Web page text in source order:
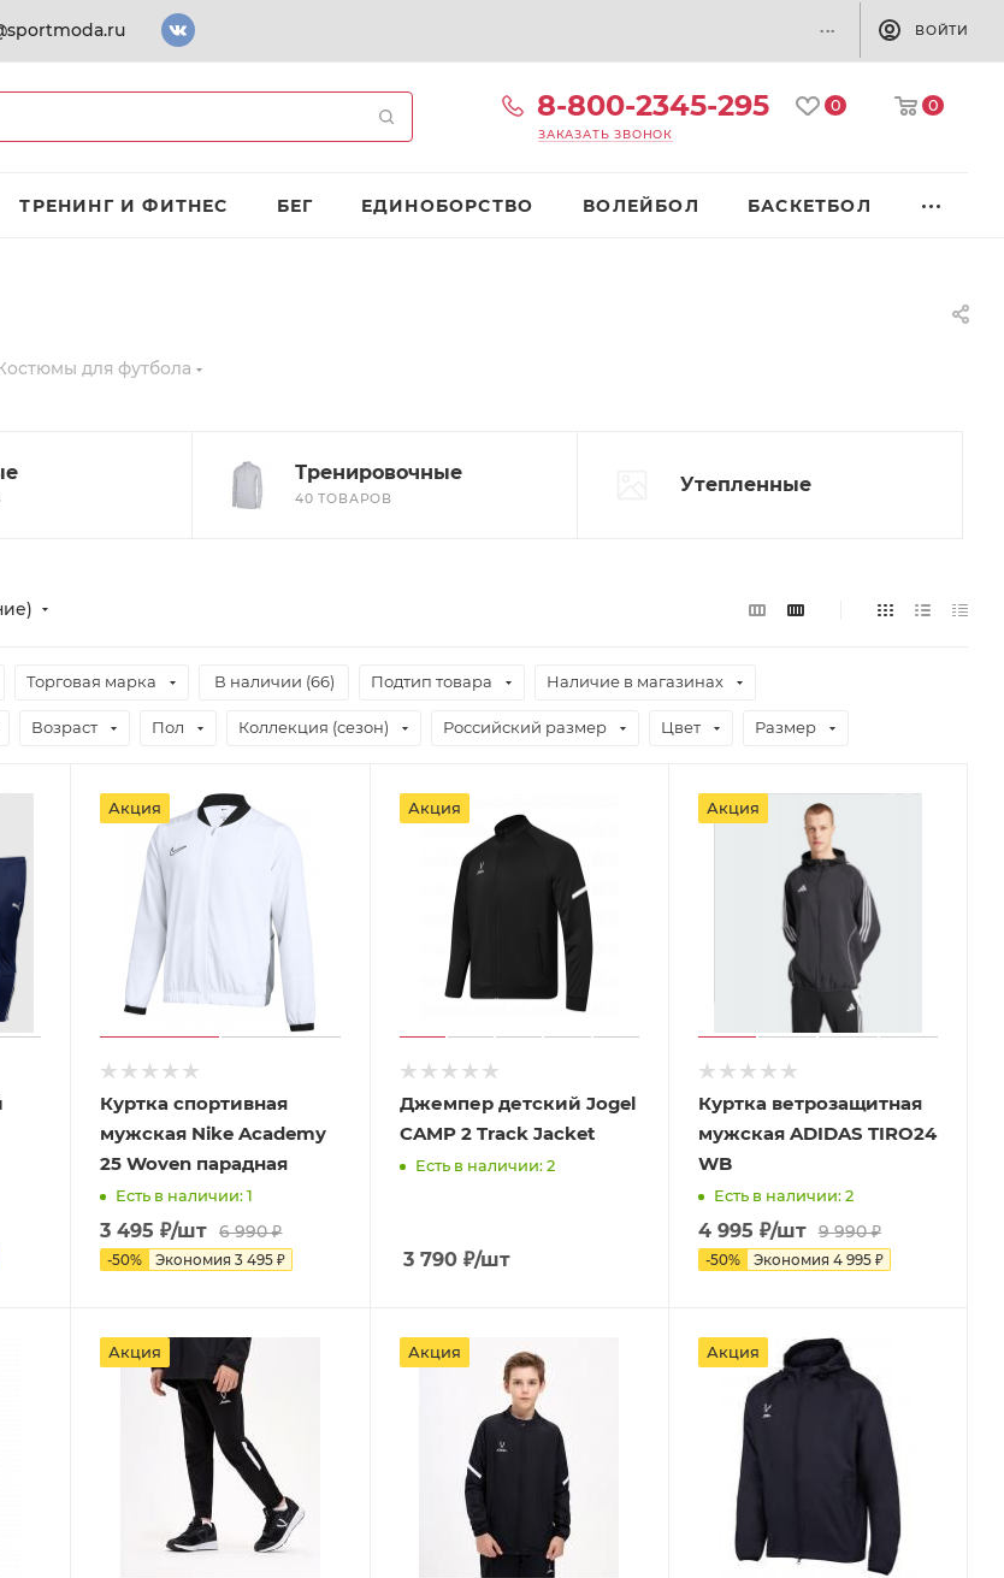
... ВОЙТИ
8-800-2345-295
ЗАКАЗАТЬ ЗВОНОК
0 0
ТРЕНИНГ И ФИТНЕС БЕГ ЕДИНОБОРСТВО ВОЛЕЙБОЛ БАСКЕТБОЛ
для футбола
Тренировочные
40 ТОВАРОВ
Утепленные
Торговая марка В наличии (66) Подтип товара Наличие в магазинах
Возраст Пол Коллекция (сезон) Российский размер Цвет Размер
Акция
Куртка спортивная
мужская Nike Academy
25 Woven парадная
Есть в наличии: 1
3 495 ₽/шт 6 990₽
-50% Экономия3 495 ₽
Акция
Джемпер детский Jogel
CAMP 2 Track Jacket
Есть в наличии: 2
3 790₽/шт
Акция
Куртка ветрозащитная
мужская ADIDAS TIRO24
WB
Есть в наличии: 2
4 995 ₽/шт 9 990₽
-50% Экономия 4 995₽
Акция Акция Акция